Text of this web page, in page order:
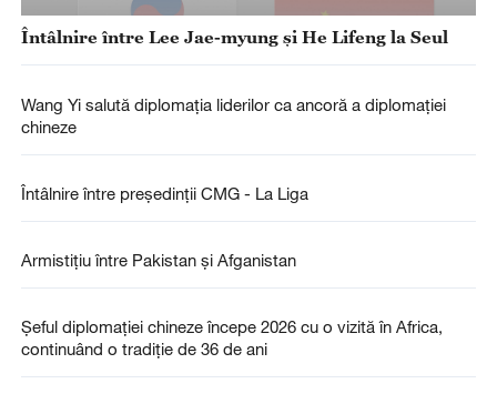
Întâlnire între Lee Jae-myung și He Lifeng la Seul
Wang Yi salută diplomația liderilor ca ancoră a diplomației
chineze
Întâlnire între președinții CMG - La Liga
Armistițiu între Pakistan și Afganistan
Șeful diplomației chineze începe 2026 cu o vizită în Africa,
continuând o tradiție de 36 de ani